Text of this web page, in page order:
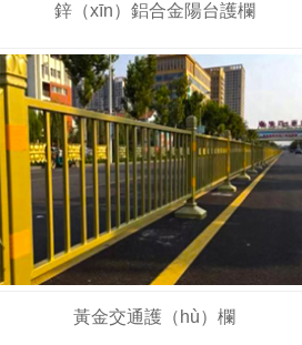
鋅（xīn）鋁合金陽台護欄
黃金交通護（hù）欄